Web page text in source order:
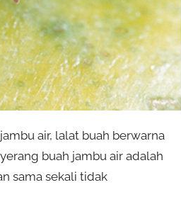
air, lalat buah berwarna
buah jambu air adalah
sama sekali tidak